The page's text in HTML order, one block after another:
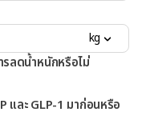
kg
ลดน้ำหนักหรือไม่
และ GLP-1 มาก่อนหรือ